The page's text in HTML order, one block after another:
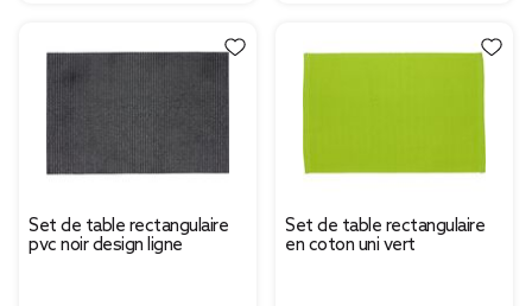
Set de table rectangulaire
pvc noir design ligne
Set de table rectangulaire
en coton uni vert